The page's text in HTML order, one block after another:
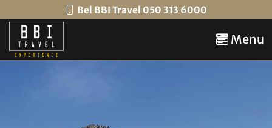
Bel BBI Travel 050 313 6000
Menu